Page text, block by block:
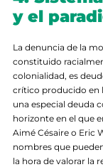
y el
La denuncia de la
constituido
colonialidad, es
crítico producido en
una especial deuda
horizonte en el que
Aimé Césaire o Eric
nombres que
la hora de valorar la